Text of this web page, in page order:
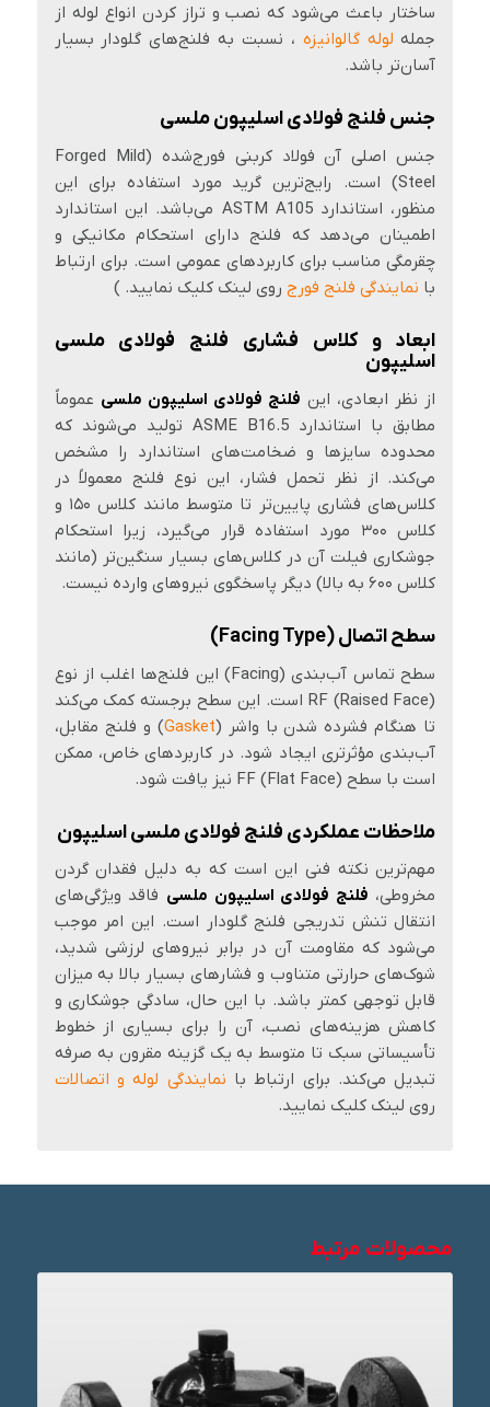
ساختار باعث می‌شود که نصب و تراز کردن انواع لوله از
جمله لوله گالوانیزه ، نسبت به فلنج‌های گلودار بسیار
آسان‌تر باشد.
جنس فلنج فولادی اسلیپون ملسی
جنس اصلی آن فولاد کربنی فورج‌شده (Forged Mild
Steel) است. رایج‌ترین گرید مورد استفاده برای این
منظور، استاندارد ASTM A105 می‌باشد. این استاندارد
اطمینان می‌دهد که فلنج دارای استحکام مکانیکی و
چقرمگی مناسب برای کاربردهای عمومی است. برای ارتباط
با نمایندگی فلنج فورجروی لینک کلیک نمایید. )
ابعاد و کلاس فشاری فلنج فولادی ملسی
اسلیپون
از نظر ابعادی، این فلنج فولادی اسلیپون ملسی عموماً
مطابق با استاندارد ASME B16.5 تولید می‌شوند که
محدوده سایزها و ضخامت‌های استاندارد را مشخص
می‌کند. از نظر تحمل فشار، این نوع فلنج معمولاً در
کلاس‌های فشاری پایین‌تر تا متوسط مانند کلاس ۱۵۰ و
کلاس ۳۰۰ مورد استفاده قرار می‌گیرد، زیرا استحکام
جوشکاری فیلت آن در کلاس‌های بسیار سنگین‌تر (مانند
کلاس ۶۰۰ به بالا) دیگر پاسخگوی نیروهای وارده نیست.
سطح اتصال (Facing Type)
سطح تماس آب‌بندی (Facing) این فلنج‌ها اغلب از نوع
RF (Raised Face) است. این سطح برجسته کمک می‌کند
تا هنگام فشرده شدن با واشر (Gasket) و فلنج مقابل،
آب‌بندی مؤثرتری ایجاد شود. در کاربردهای خاص، ممکن
است با سطح FF (Flat Face) نیز یافت شود.
ملاحظات عملکردی فلنج فولادی ملسی اسلیپون
مهم‌ترین نکته فنی این است که به دلیل فقدان گردن
مخروطی، فلنج فولادی اسلیپون ملسی فاقد ویژگی‌های
انتقال تنش تدریجی فلنج گلودار است. این امر موجب
می‌شود که مقاومت آن در برابر نیروهای لرزشی شدید،
شوک‌های حرارتی متناوب و فشارهای بسیار بالا به میزان
قابل توجهی کمتر باشد. با این حال، سادگی جوشکاری و
کاهش هزینه‌های نصب، آن را برای بسیاری از خطوط
تأسیساتی سبک تا متوسط به یک گزینه مقرون به صرفه
تبدیل می‌کند. برای ارتباط با نمایندگی لوله و اتصالات
روی لینک کلیک نمایید.
محصولات مرتبط